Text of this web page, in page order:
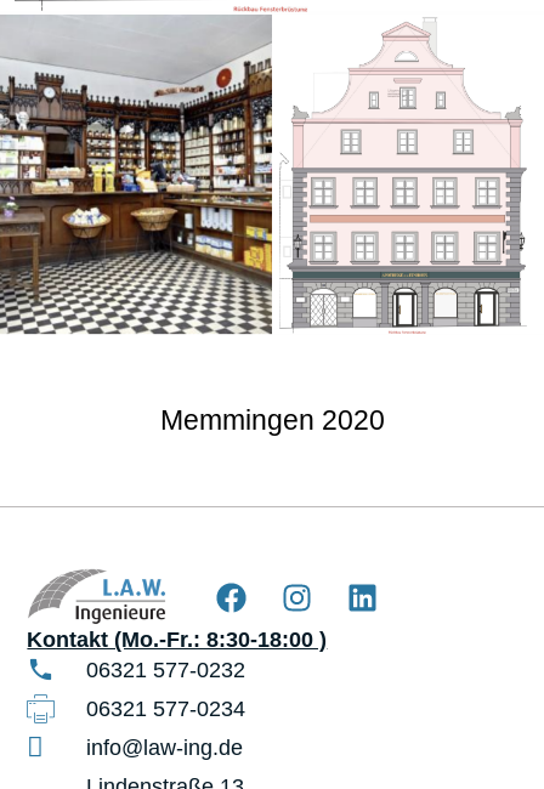
Memmingen 2020
Kontakt (Mo.-Fr.: 8:30-18:00 )
06321 577-0232
06321 577-0234
info@law-ing.de